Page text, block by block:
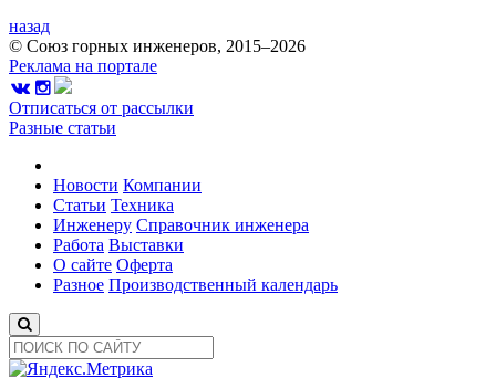
назад
© Союз горных инженеров, 2015–2026
Реклама на портале
Отписаться от рассылки
Разные статьи
Новости Компании
Статьи Техника
Инженеру Справочник инженера
Работа Выставки
О сайте Оферта
Разное Производственный календарь